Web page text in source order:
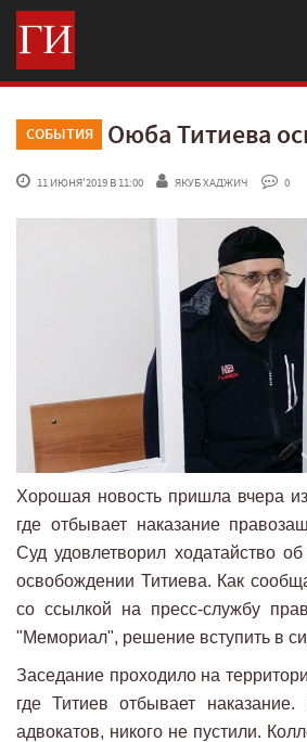
СОБЫТИЯ Оюба Титиева
11 ИЮНЯ'2019 В 11:00 ЯКУБ ХАДЖИЧ 0
Хорошая новость пришла вчера из
где отбывает наказание
Суд удовлетворил ходатайство
освобождении Титиева. Как
со ссылкой на пресс-службу
"Мемориал", решение вступить в
Заседание проходило на
где Титиев отбывает
адвокатов, никого не пустили.